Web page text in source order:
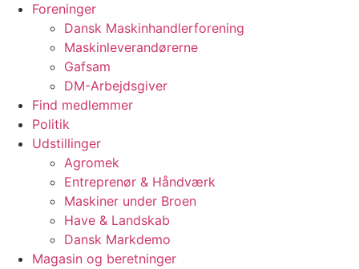
Foreninger
Dansk Maskinhandlerforening
Maskinleverandørerne
Gafsam
DM-Arbejdsgiver
Find medlemmer
Politik
Udstillinger
Agromek
Entreprenør & Håndværk
Maskiner under Broen
Have & Landskab
Dansk Markdemo
Magasin og beretninger